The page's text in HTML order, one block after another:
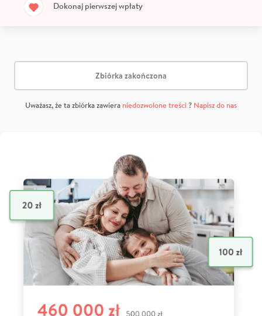
Dokonaj pierwszej wpłaty
Zbiórka zakończona
Uważasz, że ta zbiórka zawiera niedozwolone treści? Napisz do nas